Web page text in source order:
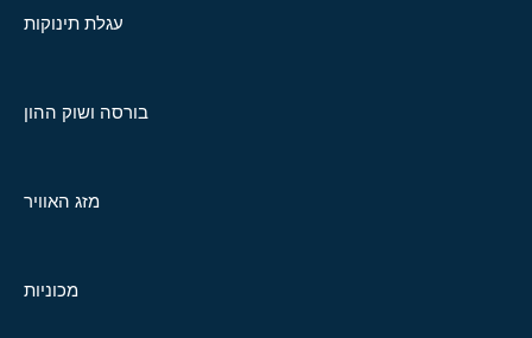
עגלת תינוקות
בורסה ושוק ההון
מזג האוויר
מכוניות